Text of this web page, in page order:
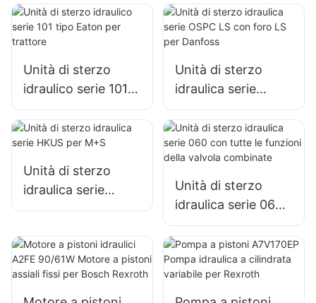
Danfoss 150N1095
Unità di sterzo
idraulico serie 101
tipo Eaton per
trattore
Unità di sterzo
idraulica serie
OSPC LS con foro
LS per Danfoss
Unità di sterzo
idraulica serie
HKUS per M+S
Unità di sterzo
idraulica serie 060
con tutte le
funzioni della
valvola combinate